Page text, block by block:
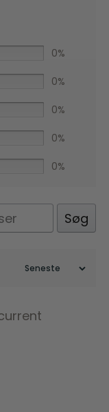
0%
0%
0%
0%
0%
Søg